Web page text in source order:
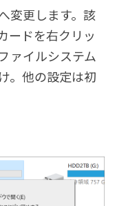
変更します。該
ードを右クリッ
ァイルシステム
。他の設定は初